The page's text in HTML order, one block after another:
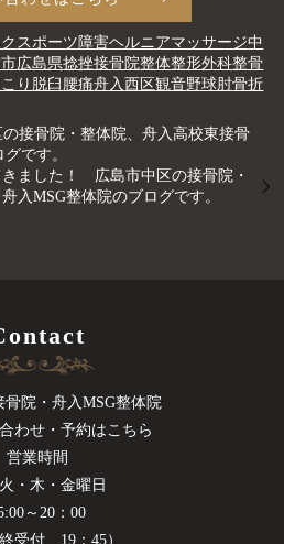
スポーツ障害ヘルニアマッサージ中
広島県捻挫接骨院整体整形外科整骨
り 脱臼 腰痛舟入西区観音野球肘骨折
骨院・整体院、舟入高校東接骨
です。
ました！ 広島市中区の接骨院・
入MSG整体院のブログです。
院・舟入MSG整体院
わせ・予約はこちら
営業時間
・木・金曜日
～20：00
受付 19：45）